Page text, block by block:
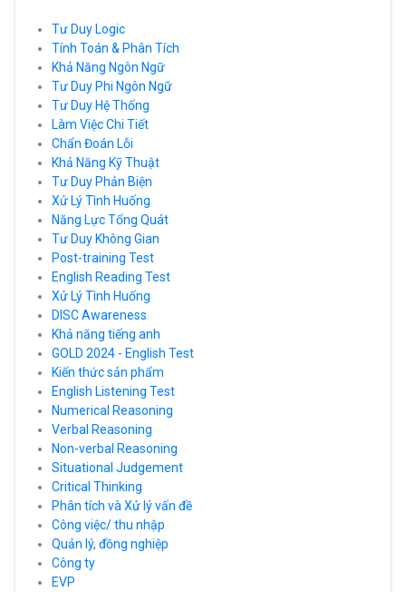
Tư Duy Logic
Tính Toán & Phân Tích
Khả Năng Ngôn Ngữ
Tư Duy Phi Ngôn Ngữ
Tư Duy Hệ Thống
Làm Việc Chi Tiết
Chẩn Đoán Lỗi
Khả Năng Kỹ Thuật
Tư Duy Phản Biện
Xử Lý Tình Huống
Năng Lực Tổng Quát
Tư Duy Không Gian
Post-training Test
English Reading Test
Xử Lý Tình Huống
DISC Awareness
Khả năng tiếng anh
GOLD 2024 - English Test
Kiến thức sản phẩm
English Listening Test
Numerical Reasoning
Verbal Reasoning
Non-verbal Reasoning
Situational Judgement
Critical Thinking
Phân tích và Xử lý vấn đề
Công việc/ thu nhập
Quản lý, đồng nghiệp
Công ty
EVP